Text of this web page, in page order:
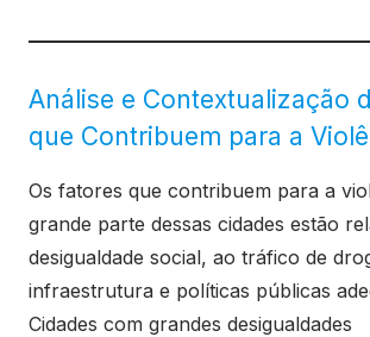
Análise e Contextualização
que Contribuem para a
Os fatores que contribuem para a
grande parte dessas cidades estão
desigualdade social, ao tráfico de
infraestrutura e políticas públicas
Cidades com grandes desigualdades